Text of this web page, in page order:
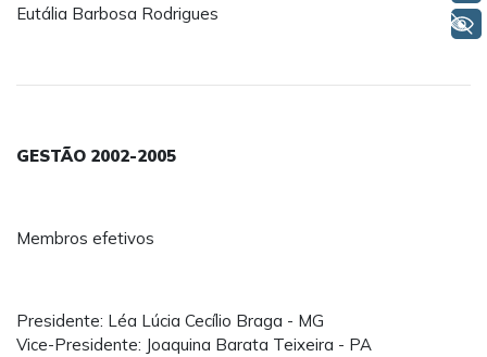
Eutália Barbosa Rodrigues
GESTÃO 2002-2005
Membros efetivos
Presidente: Léa Lúcia Cecílio Braga - MG
Vice-Presidente: Joaquina Barata Teixeira - PA